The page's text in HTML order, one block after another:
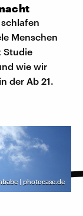
Menschen
Studie
wie wir
der Ab 21.
| photocase.de